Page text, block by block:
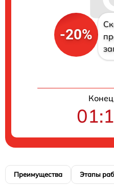
-20%
Преимущества Этапы